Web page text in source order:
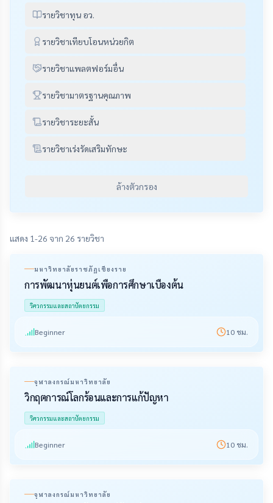
รายวิชาทุน อว.
รายวิชาเทียบโอนหน่วยกิต
รายวิชาแพลตฟอร์มอื่น
รายวิชามาตรฐานคุณภาพ
รายวิชาระยะสั้น
รายวิชาเร่งรัดเสริมทักษะ
ล้างตัวกรอง
แสดง 1-26 จาก 26 รายวิชา
มหาวิทยาลัยราชภัฏเชียงราย
การพัฒนาหุ่นยนต์เพื่อการศึกษาเบื้องต้น
วิศวกรรมและสถาปัตยกรรม
Beginner 10 ชม.
จุฬาลงกรณ์มหาวิทยาลัย
วิกฤตการณ์โลกร้อนและการแก้ปัญหา
วิศวกรรมและสถาปัตยกรรม
Beginner 10 ชม.
จุฬาลงกรณ์มหาวิทยาลัย